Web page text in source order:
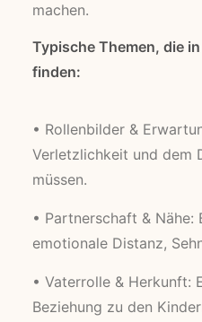
machen.
Typische Themen, die
finden:
• Rollenbilder &
Verletzlichkeit und dem
müssen.
• Partnerschaft & Nähe:
emotionale Distanz,
• Vaterrolle & Herkunft:
Beziehung zu den